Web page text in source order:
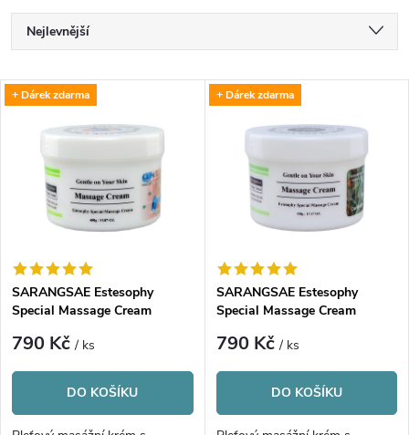
Ř
a
í
p
r
o
Nejlevnější
Nejprodávanější
Abecedně
V
s
p
r
o
+ Dárek zdarma
SARANGSAE Estesophy
Special Massage Cream
790 Kč/ ks
DO KOŠÍKU
+ Dárek zdarma
SARANGSAE Estesophy
Special Massage Cream
790 Kč/ ks
DO KOŠÍKU